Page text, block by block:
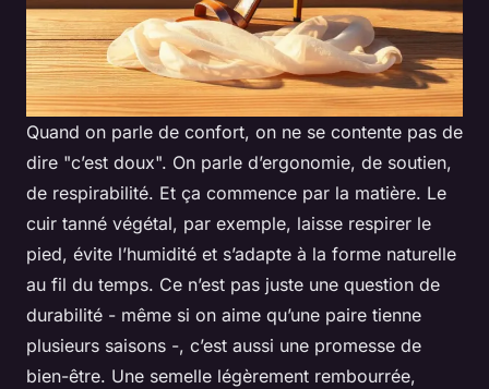
Quand on parle de confort, on ne se contente pas de
dire "c’est doux". On parle d’ergonomie, de soutien,
de respirabilité. Et ça commence par la matière. Le
cuir tanné végétal, par exemple, laisse respirer le
pied, évite l’humidité et s’adapte à la forme naturelle
au fil du temps. Ce n’est pas juste une question de
durabilité - même si on aime qu’une paire tienne
plusieurs saisons -, c’est aussi une promesse de
bien-être. Une semelle légèrement rembourrée,